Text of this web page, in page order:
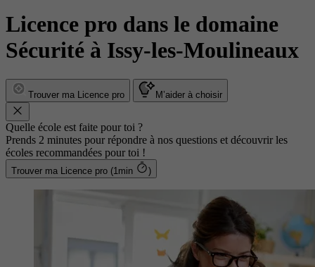
Licence pro dans le domaine
Sécurité à Issy-les-Moulineaux
Trouver ma Licence pro M’aider à choisir
Quelle école est faite pour toi ?
Prends 2 minutes pour répondre à nos questions et découvrir les
écoles recommandées pour toi !
Trouver ma Licence pro (1min )